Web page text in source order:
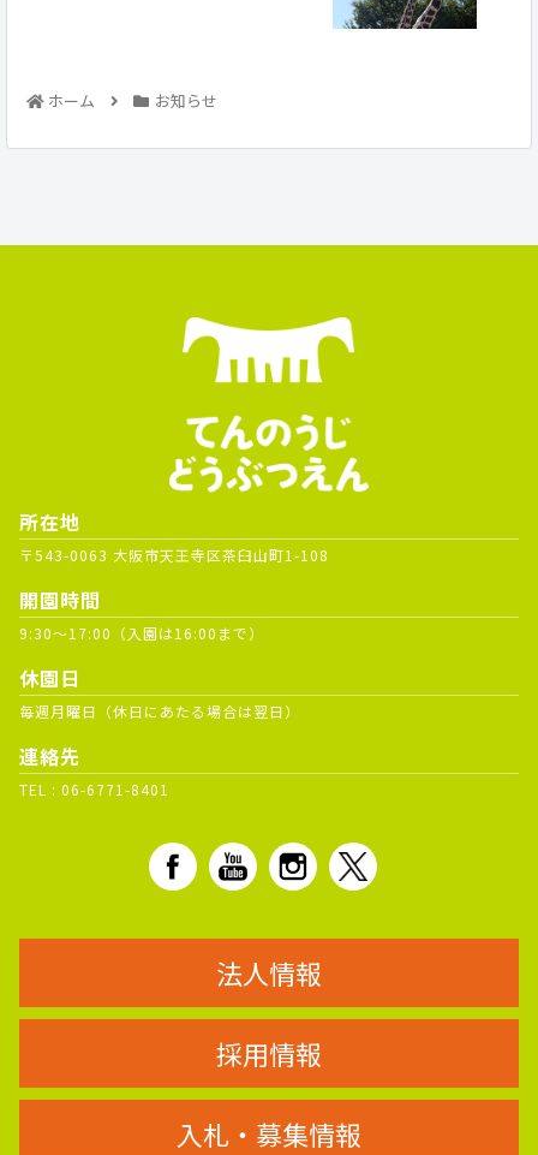
ホーム お知らせ
所在地
〒543-0063 大阪市天王寺区茶臼山町1-108
開園時間
9:30～17:00（入園は16:00まで）
休園日
毎週月曜日（休日にあたる場合は翌日）
連絡先
TEL : 06-6771-8401
法人情報
採用情報
入札・募集情報